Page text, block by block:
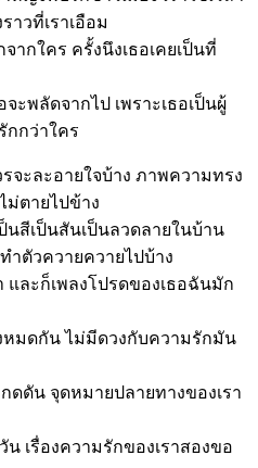
าวที่เราเอือม
ากใคร ครั้งนึงเธอเคยเป็นที่
จะพลัดจากไป เพราะเธอเป็นผู้
กกว่าใคร
จะละอายใจบ้าง ภาพความทรง
ม่ตายไปข้าง
นสีเป็นสันเป็นลวดลายในบ้าน
ำตัวควายควายไปบ้าง
และก็เพลงโปรดของเธอฉันมัก
หมดกัน ไม่มีดวงกับความรักมัน
ดดัน จุดหมายปลายทางของเรา
เรื่องความรักของเราสองขอ